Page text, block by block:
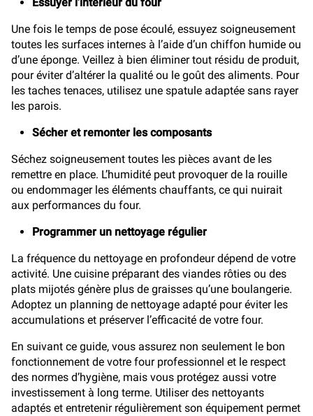
Une fois le temps de pose écoulé, essuyez soigneusement
toutes les surfaces internes à l’aide d’un chiffon humide ou
d’une éponge. Veillez à bien éliminer tout résidu de produit,
pour éviter d’altérer la qualité ou le goût des aliments. Pour
les taches tenaces, utilisez une spatule adaptée sans rayer
les parois.
Sécher et remonter les composants
Séchez soigneusement toutes les pièces avant de les
remettre en place. L’humidité peut provoquer de la rouille
ou endommager les éléments chauffants, ce qui nuirait
aux performances du four.
Programmer un nettoyage régulier
La fréquence du nettoyage en profondeur dépend de votre
activité. Une cuisine préparant des viandes rôties ou des
plats mijotés génère plus de graisses qu’une boulangerie.
Adoptez un planning de nettoyage adapté pour éviter les
accumulations et préserver l’efficacité de votre four.
En suivant ce guide, vous assurez non seulement le bon
fonctionnement de votre four professionnel et le respect
des normes d’hygiène, mais vous protégez aussi votre
investissement à long terme. Utiliser des nettoyants
adaptés et entretenir régulièrement son équipement permet